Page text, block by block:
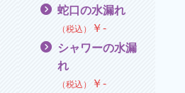
蛇口の水漏れ
（税込） ￥‐
シャワーの水漏
れ
（税込） ￥‐